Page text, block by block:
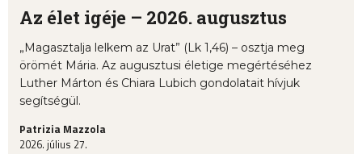
Az élet igéje – 2026. augusztus
„Magasztalja lelkem az Urat” (Lk 1,46) – osztja meg
örömét Mária. Az augusztusi életige megértéséhez
Luther Márton és Chiara Lubich gondolatait hívjuk
segítségül.
Patrizia Mazzola
2026. július 27.